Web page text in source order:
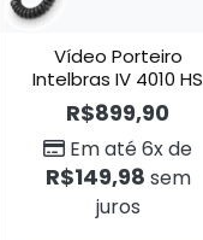
Vídeo Porteiro
Intelbras IV 4010 HS
R$899,90
Em até 6x de
R$149,98 sem
juros